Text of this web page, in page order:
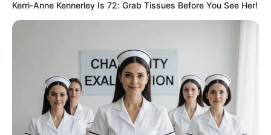
ALERTA BOGOTÁ EN GOOGLE NEWS
MANTÉNGASE EN ALERTA
Kerri-Anne Kennerley Is 72: Grab Tissues Before You See Her!